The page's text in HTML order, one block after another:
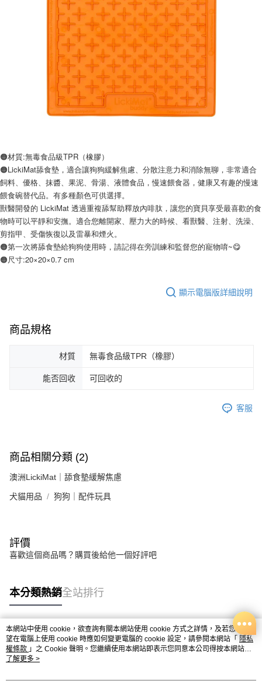
🟠材質:無毒食品級TPR（橡膠）
🟠LickiMat舔食墊，適合讓狗狗緩解焦慮、分散注意力和消除無聊，非常適合
飼料、優格、抹醬、果泥、骨湯、液體食品，慢速餵食器，健康又有趣的慢速
餵食碗替代品。有多種顏色可供選擇。
獸醫開發的 LickiMat 透過重複舔幫助釋放內啡肽，讓您的寶貝享受最喜歡的食
物時可以平靜和安撫。適合您離開家、壓力大的時候、看獸醫、注射、洗澡、
剪指甲、受傷恢復以及雷暴和煙火。
🟠第一次將舔食墊給狗狗使用時，請記得在旁訓練和監督您的寵物唷~😋
🟠尺寸:20×20×0.7 cm
顯示電腦版詳細說明
商品規格
材質 無毒食品級TPR（橡膠）
能否回收 可回收的
客服
商品相關分類 (2)
澳洲LickiMat｜舔食墊緩解焦慮
犬貓用品 狗狗｜配件玩具
評價
喜歡這個商品嗎？購買後給他一個好評吧
本分類熱銷全站排行
熱門標籤
本網站中使用 cookie，欲查詢有關本網站使用 cookie 方式之詳情，及若您不希
望在電腦上使用 cookie 時應如何變更電腦的 cookie 設定，請參閱本網站「 隱私
權條款 」之 Cookie 聲明。您繼續使用本網站即表示您同意本公司得按本網站使
用條款之 Cookie 聲明使用 cookie。
了解更多 >